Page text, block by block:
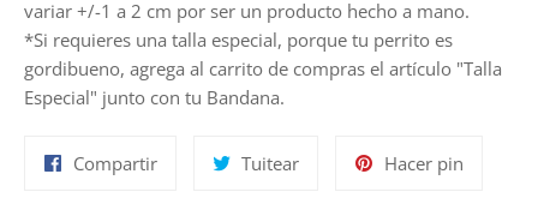
variar +/-1 a 2 cm por ser un producto hecho a mano.
*Si requieres una talla especial, porque tu perrito es
gordibueno, agrega al carrito de compras el artículo "Talla
Especial" junto con tu Bandana.
CompartirCompartir TuitearTuitear
Hacer pin